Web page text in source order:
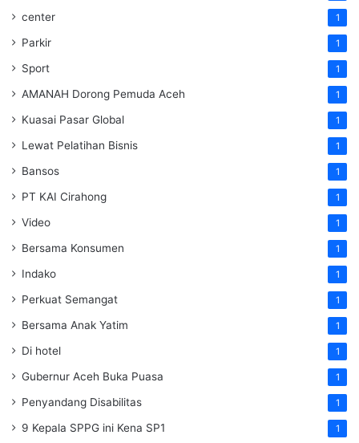
center 1
Parkir 1
Sport 1
AMANAH Dorong Pemuda Aceh 1
Kuasai Pasar Global 1
Lewat Pelatihan Bisnis 1
Bansos 1
PT KAI Cirahong 1
Video 1
Bersama Konsumen 1
Indako 1
Perkuat Semangat 1
Bersama Anak Yatim 1
Di hotel 1
Gubernur Aceh Buka Puasa 1
Penyandang Disabilitas 1
9 Kepala SPPG ini Kena SP1 1